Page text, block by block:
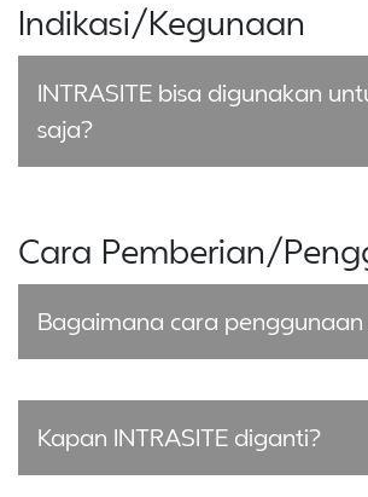
Indikasi/Kegunaan
INTRASITE bisa digunakan
saja?
Cara Pemberian/
Bagaimana cara penggunaan
Kapan INTRASITE diganti?